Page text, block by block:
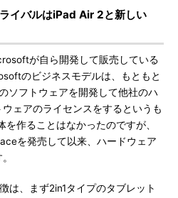
バルはiPad Air 2と新しい
が自ら開発して販売している
のビジネスモデルは、もともと
ソフトウェアを開発して他社のハ
ェアのライセンスをするというも
作ることはなかったのですが、
を発売して以来、ハードウェア
、まず2in1タイプのタブレット